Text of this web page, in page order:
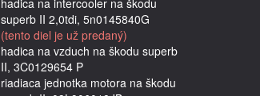
hadica na intercooler na škodu
superb II 2,0tdi, 5n0145840G
(tento diel je už predaný)
hadica na vzduch na škodu superb
II, 3C0129654 P
riadiaca jednotka motora na škodu